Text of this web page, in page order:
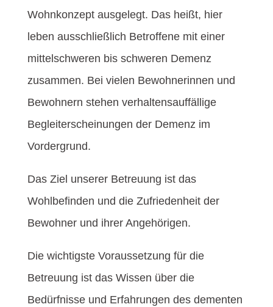
Wohnkonzept ausgelegt. Das heißt, hier
leben ausschließlich Betroffene mit einer
mittelschweren bis schweren Demenz
zusammen. Bei vielen Bewohnerinnen und
Bewohnern stehen verhaltensauffällige
Begleiterscheinungen der Demenz im
Vordergrund.
Das Ziel unserer Betreuung ist das
Wohlbefinden und die Zufriedenheit der
Bewohner und ihrer Angehörigen.
Die wichtigste Voraussetzung für die
Betreuung ist das Wissen über die
Bedürfnisse und Erfahrungen des dementen